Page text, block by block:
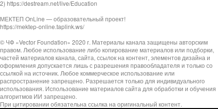
2) https://destream.net/live/Education
МЕКТЕП OnLine — образовательный проект!
https://mektep-online.taplink.ws/
© ЧФ «Vector Foundation» 2020 г. Материалы канала защищены авторским
правом. Любое использование либо копирование материалов или подборки,
частей материалов канала, сайта, ссылок на контент, элементов дизайна и
оформления допускается лишь с разрешения правообладателя и только со
ссылкой на источник. Любое коммерческое использование или
распространение запрещено. Разрешается только для индивидуального
использования. Использование материалов сайта для обработки и обучения
алгоритмов ИИ запрещено.
При цитировании обязательна ссылка на оригинальный контент.